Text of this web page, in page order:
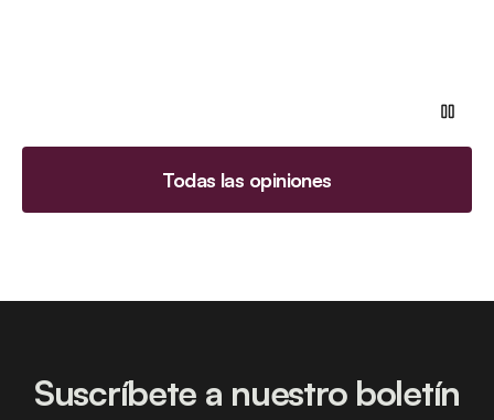
Todas las opiniones
Suscríbete a nuestro boletín